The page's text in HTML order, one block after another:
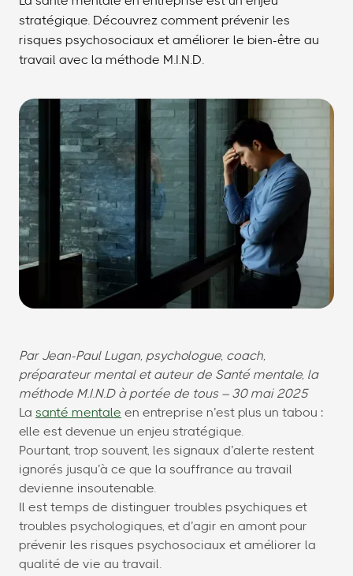
stratégique. Découvrez comment prévenir les
risques psychosociaux et améliorer le bien-être au
travail avec la méthode M.I.N.D.
Par Jean-Paul Lugan, psychologue, coach,
préparateur mental et auteur de Santé mentale, la
méthode M.I.N.D à portée de tous – 30 mai 2025
La santé mentale en entreprise n’est plus un tabou :
elle est devenue un enjeu stratégique.
Pourtant, trop souvent, les signaux d’alerte restent
ignorés jusqu’à ce que la souffrance au travail
devienne insoutenable.
Il est temps de distinguer troubles psychiques et
troubles psychologiques, et d’agir en amont pour
prévenir les risques psychosociaux et améliorer la
qualité de vie au travail.